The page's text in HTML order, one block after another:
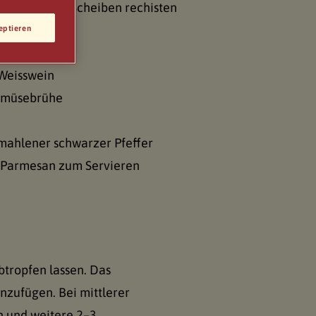
in Scheiben rechisten
schwarzer Pfeffer
zum Servieren
lassen. Das
Bei mittlerer